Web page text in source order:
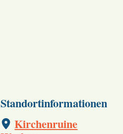
Standortinformationen
Kirchenruine